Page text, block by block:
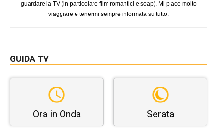
guardare la TV (in particolare film romantici e soap). Mi piace molto
viaggiare e tenermi sempre informata su tutto.
GUIDA TV
Ora in Onda Serata